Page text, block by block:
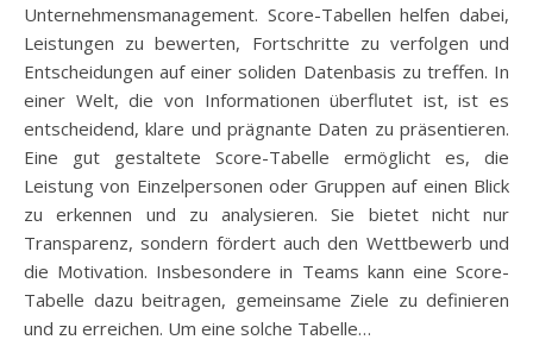
Unternehmensmanagement. Score-Tabellen helfen dabei,
Leistungen zu bewerten, Fortschritte zu verfolgen und
Entscheidungen auf einer soliden Datenbasis zu treffen. In
einer Welt, die von Informationen überflutet ist, ist es
entscheidend, klare und prägnante Daten zu präsentieren.
Eine gut gestaltete Score-Tabelle ermöglicht es, die
Leistung von Einzelpersonen oder Gruppen auf einen Blick
zu erkennen und zu analysieren. Sie bietet nicht nur
Transparenz, sondern fördert auch den Wettbewerb und
die Motivation. Insbesondere in Teams kann eine Score-
Tabelle dazu beitragen, gemeinsame Ziele zu definieren
und zu erreichen. Um eine solche Tabelle…